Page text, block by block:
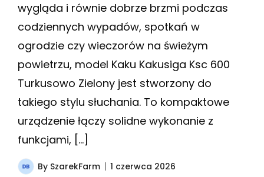
wygląda i równie dobrze brzmi podczas
codziennych wypadów, spotkań w
ogrodzie czy wieczorów na świeżym
powietrzu, model Kaku Kakusiga Ksc 600
Turkusowo Zielony jest stworzony do
takiego stylu słuchania. To kompaktowe
urządzenie łączy solidne wykonanie z
funkcjami, […]
By SzarekFarm 1 czerwca 2026